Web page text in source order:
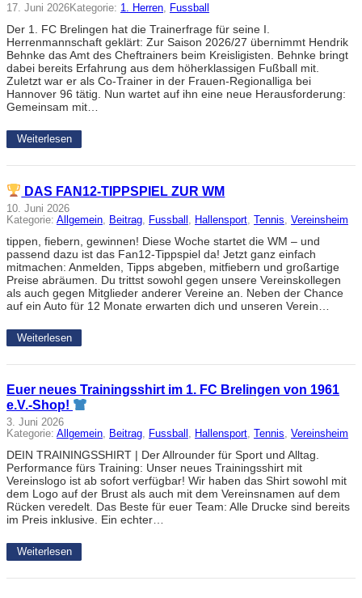
17. Juni 2026Kategorie: 1. Herren, Fussball
Der 1. FC Brelingen hat die Trainerfrage für seine I.
Herrenmannschaft geklärt: Zur Saison 2026/27 übernimmt Hendrik
Behnke das Amt des Cheftrainers beim Kreisligisten. Behnke bringt
dabei bereits Erfahrung aus dem höherklassigen Fußball mit.
Zuletzt war er als Co-Trainer in der Frauen-Regionalliga bei
Hannover 96 tätig. Nun wartet auf ihn eine neue Herausforderung:
Gemeinsam mit…
Weiterlesen
DAS FAN12-TIPPSPIEL ZUR WM
10. Juni 2026
Kategorie: Allgemein, Beitrag, Fussball , Hallensport, Tennis, Vereinsheim
tippen, fiebern, gewinnen! Diese Woche startet die WM – und
passend dazu ist das Fan12-Tippspiel da! Jetzt ganz einfach
mitmachen: Anmelden, Tipps abgeben, mitfiebern und großartige
Preise abräumen. Du trittst sowohl gegen unsere Vereinskollegen
als auch gegen Mitglieder anderer Vereine an. Neben der Chance
auf ein Auto für 12 Monate erwarten dich und unseren Verein…
Weiterlesen
Euer neues Trainingsshirt im 1. FC Brelingen von 1961
e.V.-Shop!
3. Juni 2026
Kategorie: Allgemein, Beitrag, Fussball , Hallensport, Tennis, Vereinsheim
DEIN TRAININGSSHIRT | Der Allrounder für Sport und Alltag.
Performance fürs Training: Unser neues Trainingsshirt mit
Vereinslogo ist ab sofort verfügbar! Wir haben das Shirt sowohl mit
dem Logo auf der Brust als auch mit dem Vereinsnamen auf dem
Rücken veredelt. Das Beste für euer Team: Alle Drucke sind bereits
im Preis inklusive. Ein echter…
Weiterlesen